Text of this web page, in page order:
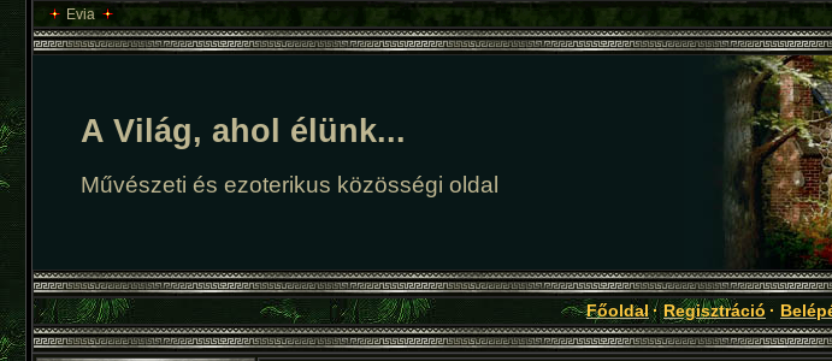
Evia
A Világ, ahol élünk...
Művészeti és ezoterikus közösségi oldal
Főoldal·Regisztráció ·